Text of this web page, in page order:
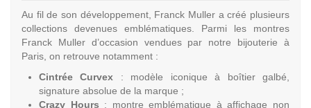
Au fil de son développement, Franck Muller a créé plusieurs
collections devenues emblématiques. Parmi les montres
Franck Muller d’occasion vendues par notre bijouterie à
Paris, on retrouve notamment :
Cintrée Curvex : modèle iconique à boîtier galbé,
signature absolue de la marque ;
Crazy Hours : montre emblématique à affichage non